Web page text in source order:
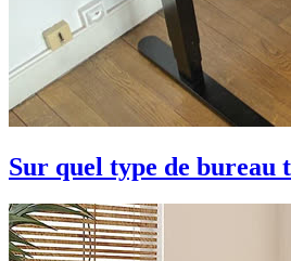
Sur quel type de bureau